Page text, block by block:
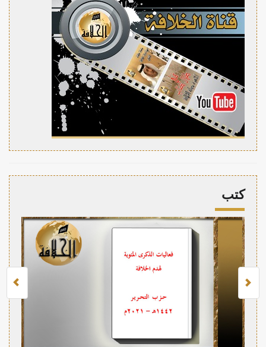
كتب